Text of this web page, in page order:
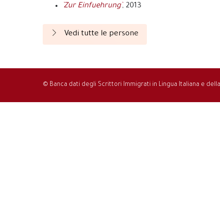
`Zur Einfuehrung`, 2013
Vedi tutte le persone
© Banca dati degli Scrittori Immigrati in Lingua Italiana e